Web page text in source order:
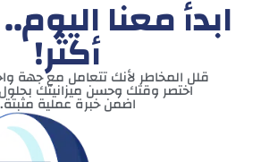
ابدأ معنا اليوم..
أكثر!
قلل المخاطر لأنك تتعامل مع جهة
اختصر وقتك وحسن ميزانيتك
اضمن خبرة عملية مثبتة.